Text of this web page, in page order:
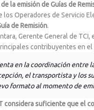
la emisión de Guías de
los Operadores de Servicio
de Remisión.
Gerente General de
contribuyentes en el
en la coordinación entre
el transportista y los
formato al momento de
considera suficiente que el